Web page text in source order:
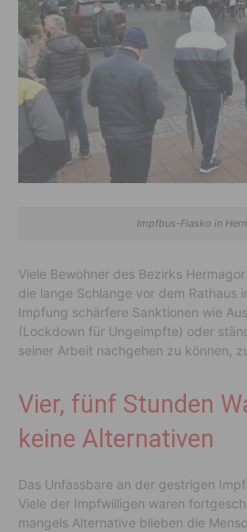
Impfbus-Fiasko in
Viele Bewohner des Bezirks
die lange Schlange vor dem Rathaus
Impfung schärfere Sanktionen wie
(Lockdown für Ungeimpfte) oder
seiner Arbeit nachgehen zu können,
Vier, fünf Stunden
keine Alternativen
Das Unfassbare an der gestrigen
Viele der Impfwilligen waren
mangels Alternative blieben die